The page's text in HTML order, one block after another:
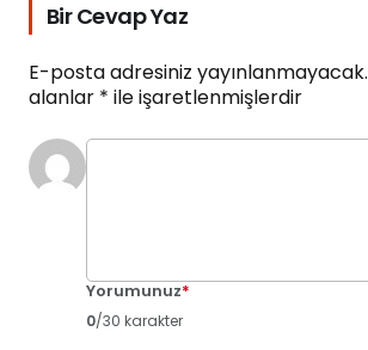
Bir Cevap Yaz
E-posta adresiniz yayınlanmayacak.
alanlar * ile işaretlenmişlerdir
Yorumunuz*
0/30 karakter